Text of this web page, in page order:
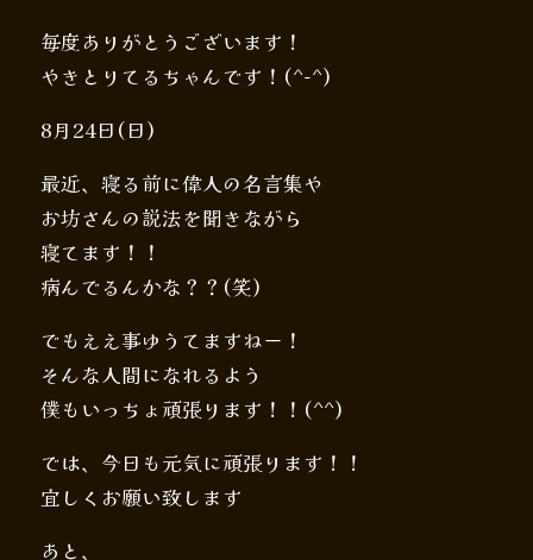
毎度ありがとうございます！
やきとりてるちゃんです！(^-^)
8月24日(日)
最近、寝る前に偉人の名言集や
お坊さんの説法を聞きながら
寝てます！！
病んでるんかな？？(笑)
でもええ事ゆうてますねー！
そんな人間になれるよう
僕もいっちょ頑張ります！！(^^)
では、今日も元気に頑張ります！！
宜しくお願い致します
あと、